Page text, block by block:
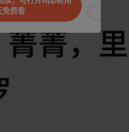
免费看立即前往